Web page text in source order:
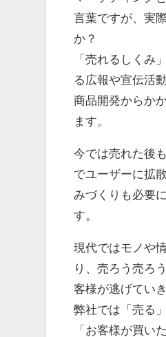
言葉ですが、実
か？
「売れるしくみ
る広報や宣伝活
商品開発からか
ます。
今では売れた後
でユーザーに拡
みづくりも必要
す。
現代ではモノや
り、売ろう売ろ
客様が逃げていき
弊社では「売る
「お客様が買い